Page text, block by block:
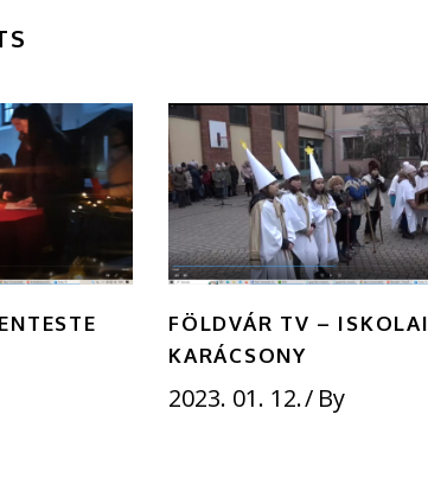
FÖLDVÁR TV – ISKOLAI
KARÁCSONY
2023. 01. 12. By